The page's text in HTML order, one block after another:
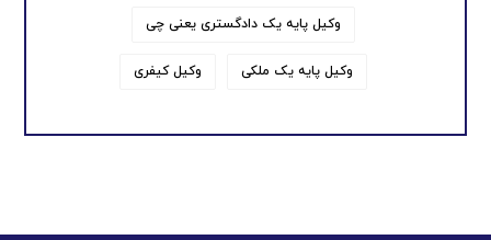
وکیل پایه یک دادگستری یعنی چی
وکیل پایه یک ملکی وکیل کیفری